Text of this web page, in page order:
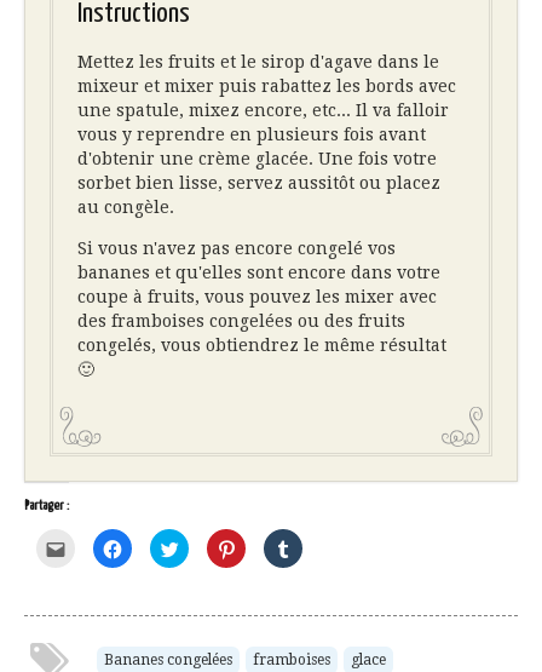
Instructions
Mettez les fruits et le sirop d'agave dans le
mixeur et mixer puis rabattez les bords avec
une spatule, mixez encore, etc... Il va falloir
vous y reprendre en plusieurs fois avant
d'obtenir une crème glacée. Une fois votre
sorbet bien lisse, servez aussitôt ou placez
au congèle.
Si vous n'avez pas encore congelé vos
bananes et qu'elles sont encore dans votre
coupe à fruits, vous pouvez les mixer avec
des framboises congelées ou des fruits
congelés, vous obtiendrez le même résultat
🙂
Partager :
Cliquez
pour
envoyer
mail
ami(ouvre
Cliquez
pour
partager
dans
fenêtre)
Cliquez
pour
partager
dans
fenêtre)
Cliquez
pour
partager
dans
fenêtre)
Cliquez
pour
dans
fenêtre)
Bananes congelées framboises glace